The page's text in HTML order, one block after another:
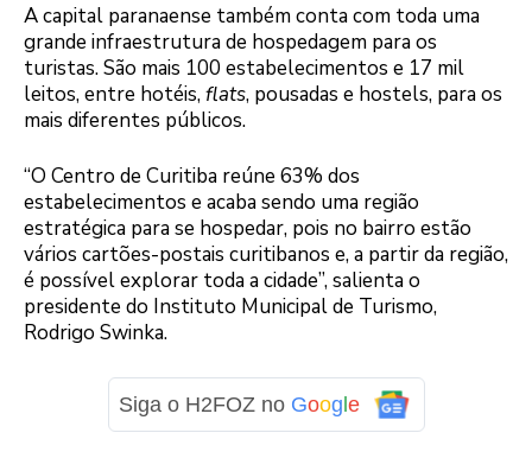
A capital paranaense também conta com toda uma
grande infraestrutura de hospedagem para os
turistas. São mais 100 estabelecimentos e 17 mil
leitos, entre hotéis,flats, pousadas e hostels, para os
mais diferentes públicos.
“O Centro de Curitiba reúne 63% dos
estabelecimentos e acaba sendo uma região
estratégica para se hospedar, pois no bairro estão
vários cartões-postais curitibanos e, a partir da região,
é possível explorar toda a cidade”, salienta o
presidente do Instituto Municipal de Turismo,
Rodrigo Swinka.
Siga o H2FOZ no Google